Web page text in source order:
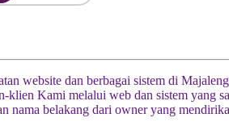
website dan berbagai sistem di
klien Kami melalui web dan sistem yang
nama belakang dari owner yang